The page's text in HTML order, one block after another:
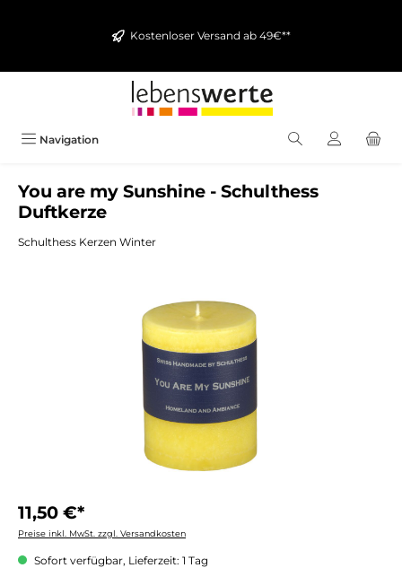
Kostenloser Versand ab 49€**
Navigation
You are my Sunshine - Schulthess
Duftkerze
Schulthess Kerzen Winter
11,50 €*
Preise inkl. MwSt. zzgl. Versandkosten
Sofort verfügbar, Lieferzeit: 1 Tag